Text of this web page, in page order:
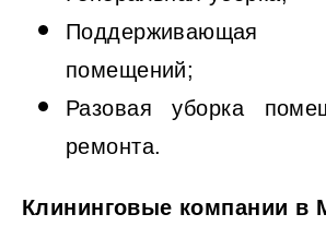
помещений;
Разовая уборка
ремонта.
Клининговые компании в